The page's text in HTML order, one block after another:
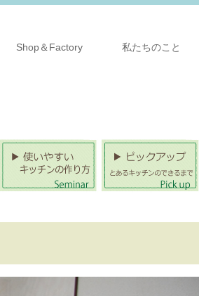
Shop＆Factory 私たちのこと